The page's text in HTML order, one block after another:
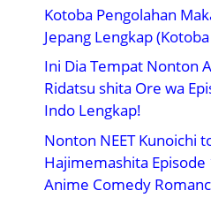
Kotoba Pengolahan
Jepang Lengkap
Ini Dia Tempat Nonton
Ridatsu shita Ore wa
Indo Lengkap!
Nonton NEET Kunoichi
Hajimemashita Episode
Anime Comedy